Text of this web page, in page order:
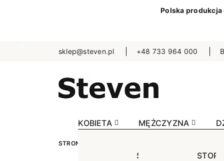
Polska produkcja
sklep@steven.pl +48 733 964 000
KOBIETA
STOPKI
MĘŻCZYZNA
STOPKI
STRONA GŁÓWNA